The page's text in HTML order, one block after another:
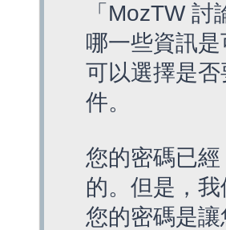
「MozTW
哪一些資訊
可以選擇是
件。
您的密碼已
的。但是，
您的密碼是